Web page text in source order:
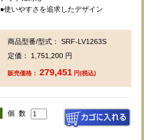
●使いやすさを追求したデザイン
商品型番/型式： SRF-LV1263S
定価： 1,751,200 円
販売価格： 279,451 円(税込)
個 数